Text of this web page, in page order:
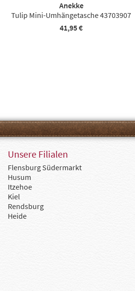
Anekke
Tulip Mini-Umhängetasche 43703907
41,95 €
Unsere Filialen
Flensburg Südermarkt
Husum
Itzehoe
Kiel
Rendsburg
Heide